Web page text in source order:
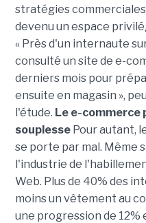
stratégies
devenu un espace
« Près d'un internaute
consulté un site de e-
derniers mois pour
ensuite en magasin »,
l'étude. Le e-commerce
souplessePour autant,
se porte par mal. Même
l'industrie de
Web. Plus de 40% des
moins un vêtement au
une progression de 12%